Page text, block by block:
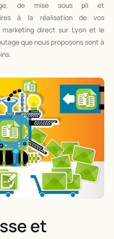
de mise sous pli et
à la réalisation de vos
direct sur Lyon et le
que nous proposons sont à
et